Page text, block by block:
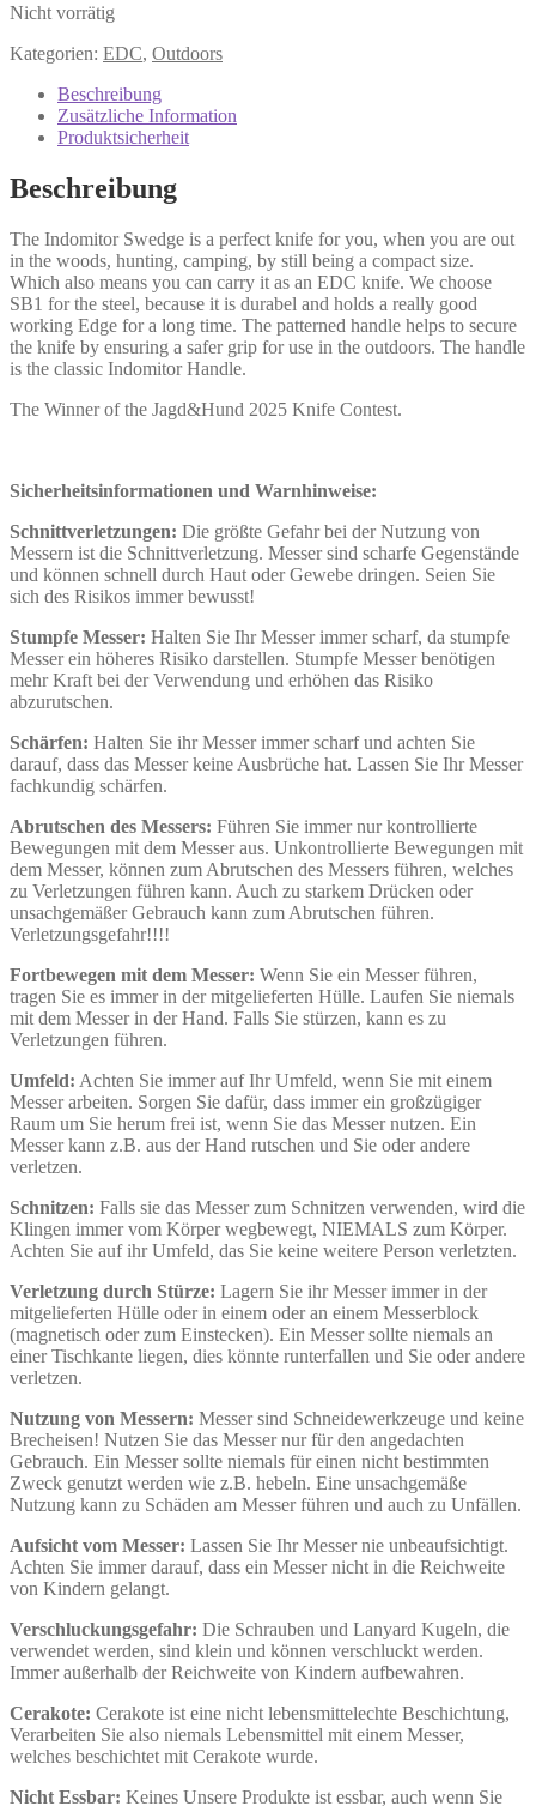
Nicht vorrätig
Kategorien: EDC, Outdoors
Beschreibung
Zusätzliche Information
Produktsicherheit
Beschreibung
The Indomitor Swedge is a perfect knife for you, when you are out
in the woods, hunting, camping, by still being a compact size.
Which also means you can carry it as an EDC knife. We choose
SB1 for the steel, because it is durabel and holds a really good
working Edge for a long time. The patterned handle helps to secure
the knife by ensuring a safer grip for use in the outdoors. The handle
is the classic Indomitor Handle.
The Winner of the Jagd&Hund 2025 Knife Contest.
Sicherheitsinformationen und Warnhinweise:
Schnittverletzungen: Die größte Gefahr bei der Nutzung von
Messern ist die Schnittverletzung. Messer sind scharfe Gegenstände
und können schnell durch Haut oder Gewebe dringen. Seien Sie
sich des Risikos immer bewusst!
Stumpfe Messer: Halten Sie Ihr Messer immer scharf, da stumpfe
Messer ein höheres Risiko darstellen. Stumpfe Messer benötigen
mehr Kraft bei der Verwendung und erhöhen das Risiko
abzurutschen.
Schärfen: Halten Sie ihr Messer immer scharf und achten Sie
darauf, dass das Messer keine Ausbrüche hat. Lassen Sie Ihr Messer
fachkundig schärfen.
Abrutschen des Messers: Führen Sie immer nur kontrollierte
Bewegungen mit dem Messer aus. Unkontrollierte Bewegungen mit
dem Messer, können zum Abrutschen des Messers führen, welches
zu Verletzungen führen kann. Auch zu starkem Drücken oder
unsachgemäßer Gebrauch kann zum Abrutschen führen.
Verletzungsgefahr!!!!
Fortbewegen mit dem Messer: Wenn Sie ein Messer führen,
tragen Sie es immer in der mitgelieferten Hülle. Laufen Sie niemals
mit dem Messer in der Hand. Falls Sie stürzen, kann es zu
Verletzungen führen.
Umfeld: Achten Sie immer auf Ihr Umfeld, wenn Sie mit einem
Messer arbeiten. Sorgen Sie dafür, dass immer ein großzügiger
Raum um Sie herum frei ist, wenn Sie das Messer nutzen. Ein
Messer kann z.B. aus der Hand rutschen und Sie oder andere
verletzen.
Schnitzen: Falls sie das Messer zum Schnitzen verwenden, wird die
Klingen immer vom Körper wegbewegt, NIEMALS zum Körper.
Achten Sie auf ihr Umfeld, das Sie keine weitere Person verletzten.
Verletzung durch Stürze: Lagern Sie ihr Messer immer in der
mitgelieferten Hülle oder in einem oder an einem Messerblock
(magnetisch oder zum Einstecken). Ein Messer sollte niemals an
einer Tischkante liegen, dies könnte runterfallen und Sie oder andere
verletzen.
Nutzung von Messern: Messer sind Schneidewerkzeuge und keine
Brecheisen! Nutzen Sie das Messer nur für den angedachten
Gebrauch. Ein Messer sollte niemals für einen nicht bestimmten
Zweck genutzt werden wie z.B. hebeln. Eine unsachgemäße
Nutzung kann zu Schäden am Messer führen und auch zu Unfällen.
Aufsicht vom Messer: Lassen Sie Ihr Messer nie unbeaufsichtigt.
Achten Sie immer darauf, dass ein Messer nicht in die Reichweite
von Kindern gelangt.
Verschluckungsgefahr: Die Schrauben und Lanyard Kugeln, die
verwendet werden, sind klein und können verschluckt werden.
Immer außerhalb der Reichweite von Kindern aufbewahren.
Cerakote: Cerakote ist eine nicht lebensmittelechte Beschichtung,
Verarbeiten Sie also niemals Lebensmittel mit einem Messer,
welches beschichtet mit Cerakote wurde.
Nicht Essbar: Keines Unsere Produkte ist essbar, auch wenn Sie